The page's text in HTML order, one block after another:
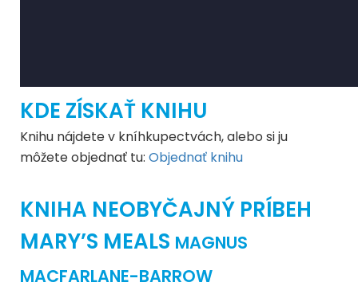
KDE ZÍSKAŤ KNIHU
Knihu nájdete v kníhkupectvách, alebo si ju
môžete objednať tu: Objednať knihu
KNIHA NEOBYČAJNÝ PRÍBEH
MARY’S MEALS MAGNUS
MACFARLANE-BARROW